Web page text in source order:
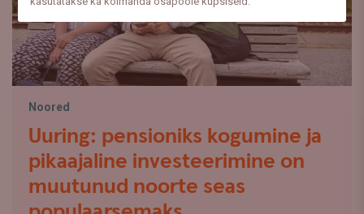
Noored
Uuring: pensioniks kogumine ja
pikaajaline investeerimine on
muutunud noorte seas